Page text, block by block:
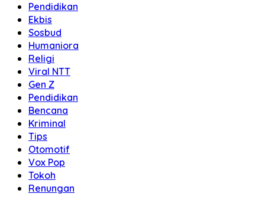
Pendidikan
Ekbis
Sosbud
Humaniora
Religi
Viral NTT
Gen Z
Pendidikan
Bencana
Kriminal
Tips
Otomotif
Vox Pop
Tokoh
Renungan